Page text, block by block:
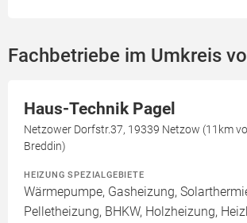
Fachbetriebe im Umkreis
Haus-Technik Pagel
Netzower Dorfstr.37, 19339 Netzow (11km
Breddin)
HEIZUNG SPEZIALGEBIETE
Wärmepumpe, Gasheizung,
Pelletheizung, BHKW, Holzheizung,